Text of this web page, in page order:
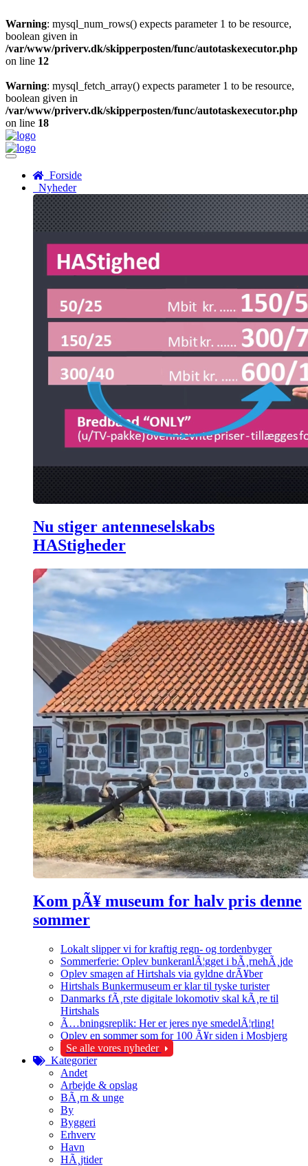
Warning: mysql_num_rows() expects parameter 1 to be resource,
boolean given in
/var/www/priverv.dk/skipperposten/func/autotaskexecutor.php
on line 12
Warning: mysql_fetch_array() expects parameter 1 to be resource,
boolean given in
/var/www/priverv.dk/skipperposten/func/autotaskexecutor.php
on line 18
Menu
Forside
Nyheder
Nu stiger antenneselskabs
HAStigheder
Kom pÃ¥ museum for halv pris denne
sommer
Lokalt slipper vi for kraftig regn- og tordenbyger
Sommerferie: Oplev bunkeranlÃ¦gget i bÃ¸rnehÃ¸jde
Oplev smagen af Hirtshals via gyldne drÃ¥ber
Hirtshals Bunkermuseum er klar til tyske turister
Danmarks fÃ¸rste digitale lokomotiv skal kÃ¸re til
Hirtshals
Ã…bningsreplik: Her er jeres nye smedelÃ¦rling!
Oplev en sommer som for 100 Ã¥r siden i Mosbjerg
Se alle vores nyheder
Kategorier
Andet
Arbejde & opslag
BÃ¸rn & unge
By
Byggeri
Erhverv
Havn
HÃ¸jtider